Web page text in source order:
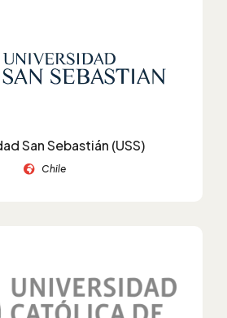
San Sebastián (USS)
Chile